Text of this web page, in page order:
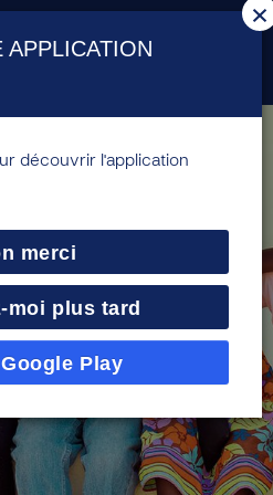
×
APPLICATION
découvrir l'application
merci
moi plus tard
Play